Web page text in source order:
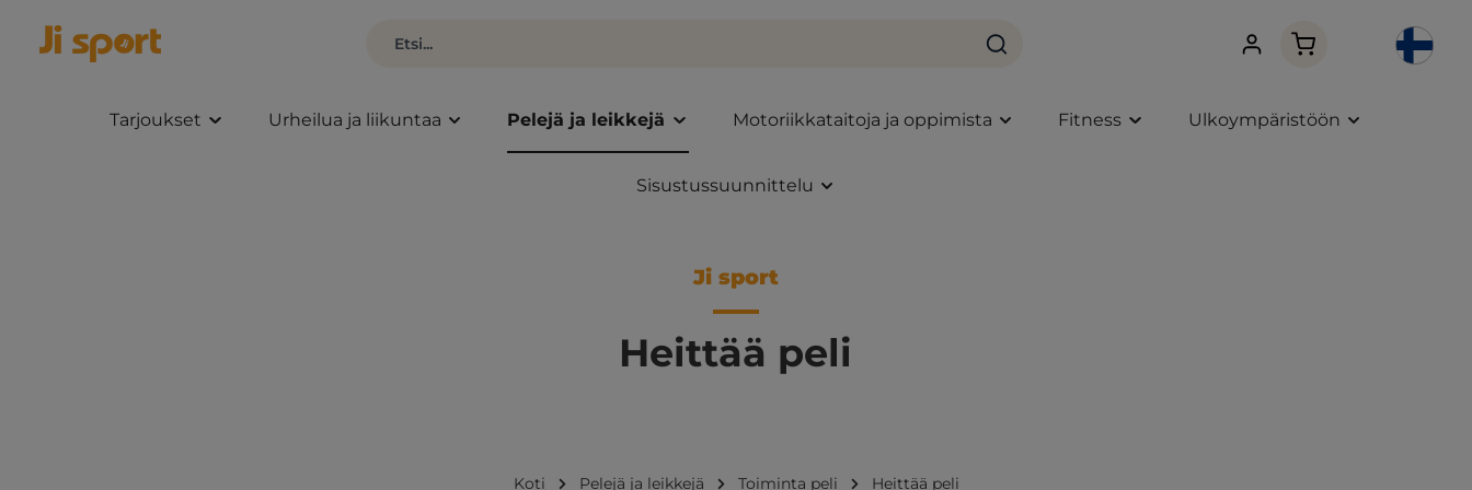
Ostoskori sisältää
Tarjoukset Urheilua ja liikuntaa Pelejä ja leikkejä Motoriikkataitoja ja oppimista Fitness Ulkoympäristöön
Sisustussuunnittelu
Ji sport
Heittää peli
Koti Pelejä ja leikkejä Toiminta peli Heittää peli